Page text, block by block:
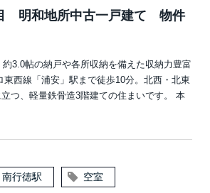
明和地所中古一戸建て 物件
3.0帖の納戸や各所収納を備えた収納力豊富
東西線「浦安」駅まで徒歩10分。北西・北東
つ、軽量鉄骨造3階建ての住まいです。 本
南行徳駅 空室